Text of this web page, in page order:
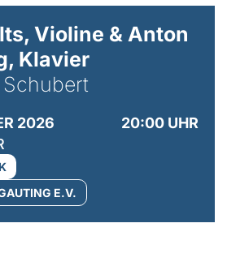
Violine & Anton
Klavier
2026
20:00 UHR
E.V.